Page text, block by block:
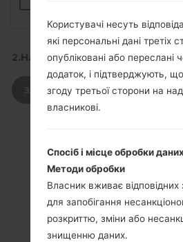
2.НАТИСНІТЬ, ЩОБ
ЗАВАНТАЖИТИ
Користувачі несуть
які персональні дані третіх
опубліковані або переслані
додаток, і підтверджують,
згоду третьої сторони на
власникові.
Спосіб і місце обробки
Методи обробки
Власник вживає відповідних
для запобігання
розкриттю, зміни або
знищенню даних.